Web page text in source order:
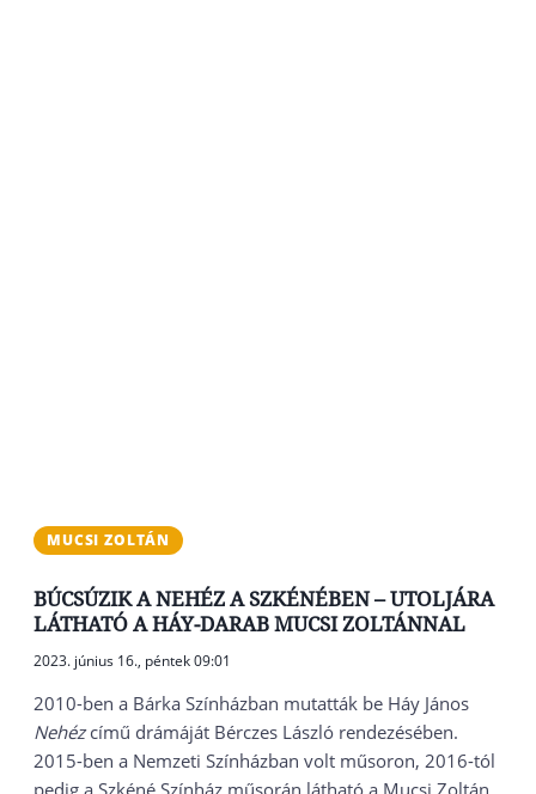
MUCSI ZOLTÁN
BÚCSÚZIK A NEHÉZ A SZKÉNÉBEN – UTOLJÁRA
LÁTHATÓ A HÁY-DARAB MUCSI ZOLTÁNNAL
2023. június 16., péntek 09:01
2010-ben a Bárka Színházban mutatták be Háy János
Nehézcímű drámáját Bérczes László rendezésében.
2015-ben a Nemzeti Színházban volt műsoron, 2016-tól
pedig a Szkéné Színház műsorán látható a Mucsi Zoltán